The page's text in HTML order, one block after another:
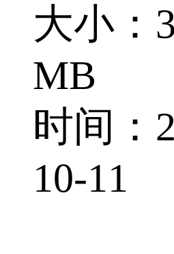
大小：
MB
时间：
10-11